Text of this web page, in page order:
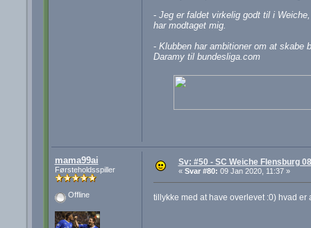
- Jeg er faldet virkelig godt til i
har modtaget mig.
- Klubben har ambitioner om at
Daramy til bundesliga.com
mama99ai
Førsteholdsspiller
Offline
Sv: #50 - SC Weiche Flensburg
« Svar #80: 09 Jan 2020, 11:37 »
tillykke med at have overlevet :0) hvad